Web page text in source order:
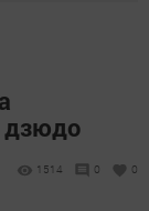
дзюдо
1514 0 0